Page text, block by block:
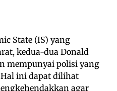
State (IS) yang
kedua-dua Donald
mempunyai polisi yang
ini dapat dilihat
agar